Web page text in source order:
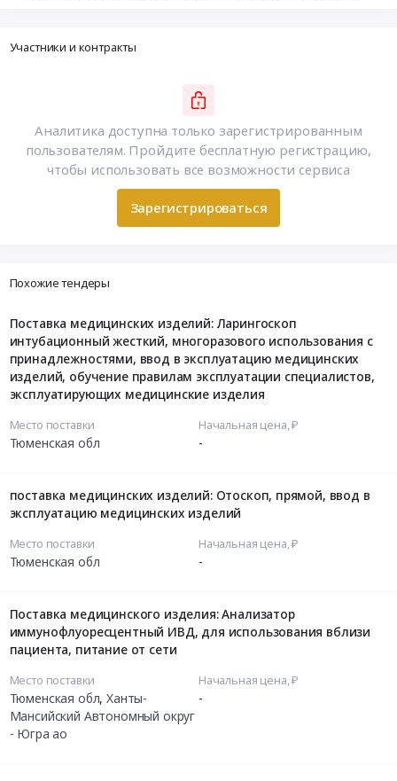
Участники и контракты
Аналитика доступна только зарегистрированным
пользователям. Пройдите бесплатную регистрацию,
чтобы использовать все возможности сервиса
Зарегистрироваться
Похожие тендеры
Поставка медицинских изделий: Ларингоскоп
интубационный жесткий, многоразового использования с
принадлежностями, ввод в эксплуатацию медицинских
изделий, обучение правилам эксплуатации специалистов,
эксплуатирующих медицинские изделия
Место поставки
Тюменская обл
Начальная цена, ₽
-
поставка медицинских изделий: Отоскоп, прямой, ввод в
эксплуатацию медицинских изделий
Место поставки
Тюменская обл
Начальная цена, ₽
-
Поставка медицинского изделия: Анализатор
иммунофлуоресцентный ИВД, для использования вблизи
пациента, питание от сети
Место поставки
Тюменская обл,Ханты-
Мансийский Автономный округ
- Югра ао
Начальная цена, ₽
-